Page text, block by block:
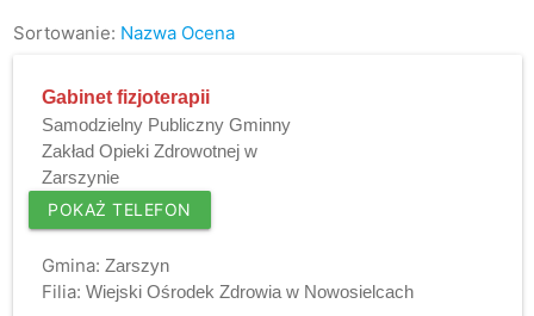
Sortowanie: Nazwa Ocena
Gabinet fizjoterapii
Samodzielny Publiczny Gminny
Zakład Opieki Zdrowotnej w
Zarszynie
POKAŻ TELEFON
Gmina: Zarszyn
Filia: Wiejski Ośrodek Zdrowia w Nowosielcach